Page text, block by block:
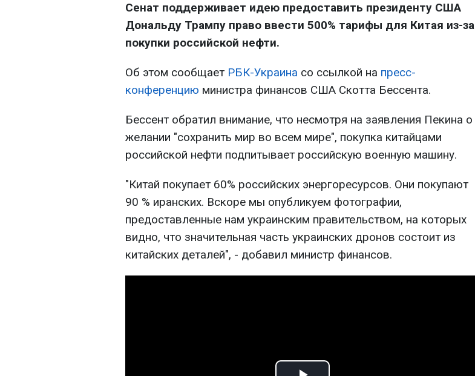
Сенат поддерживает идею предоставить президенту США
Дональду Трампу право ввести 500% тарифы для Китая из-за
покупки российской нефти.
Об этом сообщает РБК-Украина со ссылкой на пресс-
конференцию министра финансов США Скотта Бессента.
Бессент обратил внимание, что несмотря на заявления Пекина о
желании "сохранить мир во всем мире", покупка китайцами
российской нефти подпитывает российскую военную машину.
"Китай покупает 60% российских энергоресурсов. Они покупают
90 % иранских. Вскоре мы опубликуем фотографии,
предоставленные нам украинским правительством, на которых
видно, что значительная часть украинских дронов состоит из
китайских деталей", - добавил министр финансов.